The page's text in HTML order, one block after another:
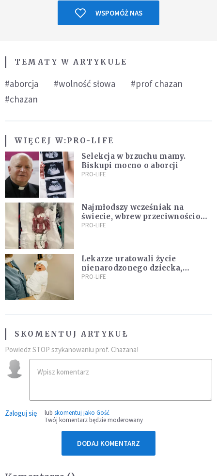
WSPOMÓŻ NAS
TEMATY W ARTYKULE
#aborcja #wolność słowa
#prof chazan
#chazan
WIĘCEJ W:PRO-LIFE
Selekcja w brzuchu mamy.
Biskupi mocno o aborcji
PRO-LIFE
Najmłodszy wcześniak na
świecie, wbrew przeciwnościom,
świętują swoje 1. urodziny
PRO-LIFE
Lekarze uratowali życie
nienarodzonego dziecka,
przeprowadzając ryzykowną
PRO-LIFE
SKOMENTUJ ARTYKUŁ
Powiedz STOP szykanowaniu prof. Chazana!
Zaloguj się lub skomentuj jako Gość
Twój komentarz będzie moderowany
DODAJ KOMENTARZ